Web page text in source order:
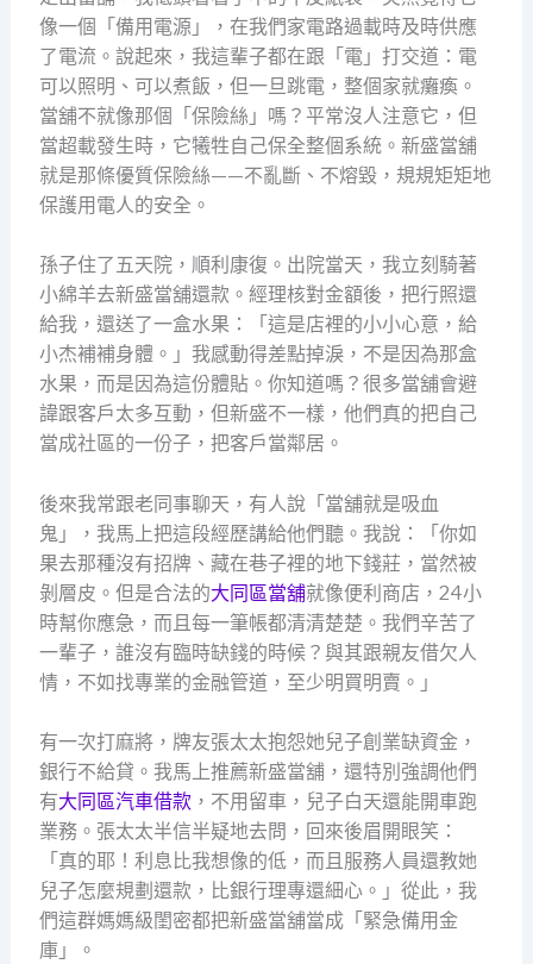
像一個「備用電源」，在我們家電路過載時及時供應
了電流。說起來，我這輩子都在跟「電」打交道：電
可以照明、可以煮飯，但一旦跳電，整個家就癱瘓。
當舖不就像那個「保險絲」嗎？平常沒人注意它，但
當超載發生時，它犧牲自己保全整個系統。新盛當舖
就是那條優質保險絲——不亂斷、不熔毀，規規矩矩地
保護用電人的安全。
孫子住了五天院，順利康復。出院當天，我立刻騎著
小綿羊去新盛當舖還款。經理核對金額後，把行照還
給我，還送了一盒水果：「這是店裡的小小心意，給
小杰補補身體。」我感動得差點掉淚，不是因為那盒
水果，而是因為這份體貼。你知道嗎？很多當舖會避
諱跟客戶太多互動，但新盛不一樣，他們真的把自己
當成社區的一份子，把客戶當鄰居。
後來我常跟老同事聊天，有人說「當舖就是吸血
鬼」，我馬上把這段經歷講給他們聽。我說：「你如
果去那種沒有招牌、藏在巷子裡的地下錢莊，當然被
剝層皮。但是合法的大同區當舖就像便利商店，24小
時幫你應急，而且每一筆帳都清清楚楚。我們辛苦了
一輩子，誰沒有臨時缺錢的時候？與其跟親友借欠人
情，不如找專業的金融管道，至少明買明賣。」
有一次打麻將，牌友張太太抱怨她兒子創業缺資金，
銀行不給貸。我馬上推薦新盛當舖，還特別強調他們
有大同區汽車借款，不用留車，兒子白天還能開車跑
業務。張太太半信半疑地去問，回來後眉開眼笑：
「真的耶！利息比我想像的低，而且服務人員還教她
兒子怎麼規劃還款，比銀行理專還細心。」從此，我
們這群媽媽級閨密都把新盛當舖當成「緊急備用金
庫」。